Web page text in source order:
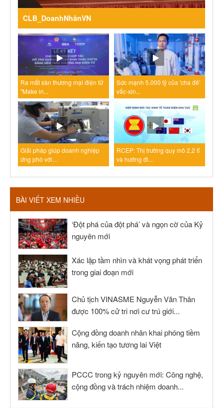
CLB_DoanhNhânVN
Ra mắt sàn thương mại điện tử
"Make in...
Sức mạnh 5.000 tỷ của 'cha đẻ'
vắc-xin...
Giải pháp giúp doanh nghiệp
ứng phó với...
RCEP: Thị trường quy mô 2,2 tỉ
và hướng đi...
BÀI VIẾT XEM NHIỀU
‘Đột phá của đột phá’ và ngọn cờ của Kỷ
nguyên mới
Xác lập tầm nhìn và khát vọng phát triển
trong giai đoạn mới
Chủ tịch VINASME Nguyễn Văn Thân
được 100% cử tri nơi cư trú giới...
Cộng đồng doanh nhân khai phóng tiềm
năng, kiến tạo tương lai Việt
PCCC trong kỷ nguyên mới: Công nghệ,
cộng đồng và trách nhiệm doanh...